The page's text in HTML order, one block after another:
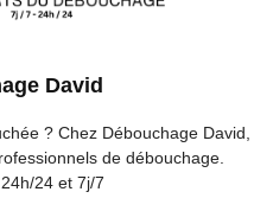
David
? Chez Débouchage David,
de débouchage.
24 et 7j/7